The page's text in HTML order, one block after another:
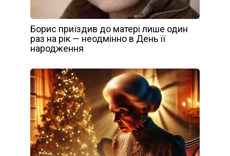
Борис приїздив до матері лише один
раз на рік — неодмінно в День її
народження